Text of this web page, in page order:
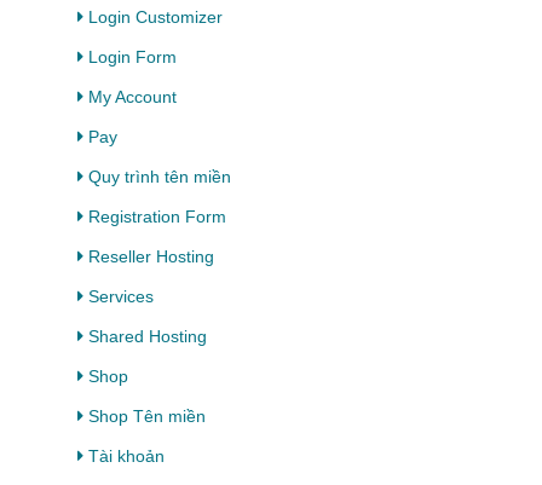
Login Customizer
Login Form
My Account
Pay
Quy trình tên miền
Registration Form
Reseller Hosting
Services
Shared Hosting
Shop
Shop Tên miền
Tài khoản